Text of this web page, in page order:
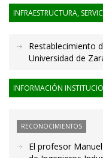
INFRAESTRUCTURA,
Restablecimiento
Universidad de
INFORMACIÓN
RECONOCIMIENTOS
El profesor